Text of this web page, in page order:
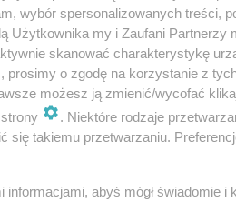
wybór spersonalizowanych treści,
Użytkownika my i Zaufani
skanować charakterystykę
prosimy o zgodę na korzystanie z
możesz ją zmienić/wycofać
. Niektóre rodzaje
się takiemu przetwarzaniu.
informacjami, abyś mógł świadomie